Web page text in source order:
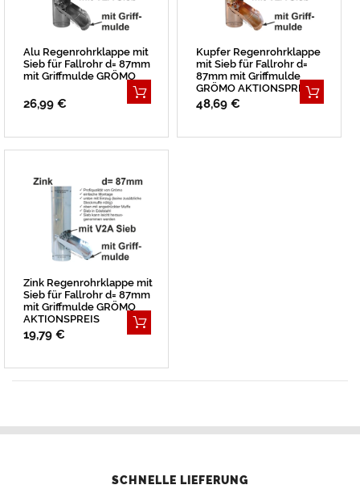
Alu Regenrohrklappe mit
Sieb für Fallrohr d= 87mm
mit Griffmulde GRÖMO
26,99 €
Kupfer Regenrohrklappe
mit Sieb für Fallrohr d=
87mm mit Griffmulde
GRÖMO AKTIONSPREIS
48,69 €
Zink Regenrohrklappe mit
Sieb für Fallrohr d= 87mm
mit Griffmulde GRÖMO
AKTIONSPREIS
19,79 €
SCHNELLE LIEFERUNG